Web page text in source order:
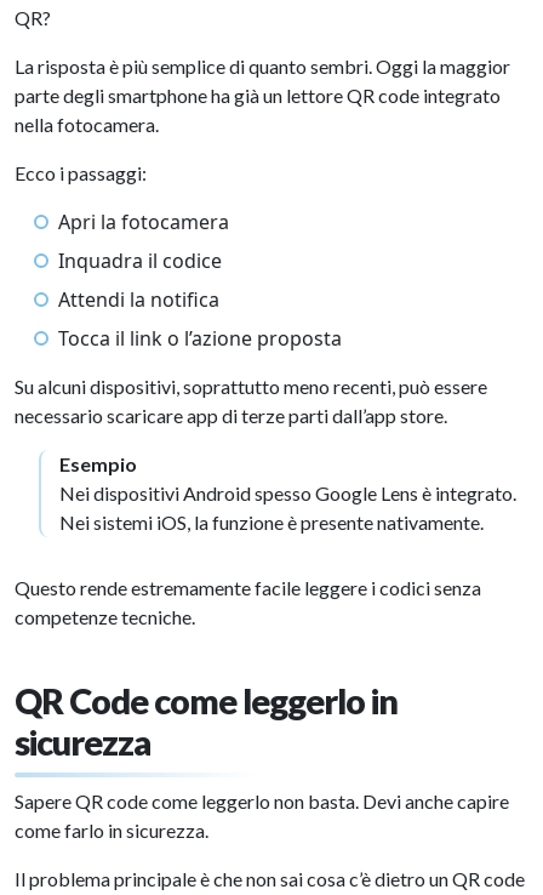
QR?
La risposta è più semplice di quanto sembri. Oggi la maggior
parte degli smartphone ha già un lettore QR code integrato
nella fotocamera.
Ecco i passaggi:
Apri la fotocamera
Inquadra il codice
Attendi la notifica
Tocca il link o l’azione proposta
Su alcuni dispositivi, soprattutto meno recenti, può essere
necessario scaricare app di terze parti dall’app store.
Esempio
Nei dispositivi Android spesso Google Lens è integrato.
Nei sistemi iOS, la funzione è presente nativamente.
Questo rende estremamente facile leggere i codici senza
competenze tecniche.
QR Code come leggerlo in
sicurezza
Sapere QR code come leggerlo non basta. Devi anche capire
come farlo in sicurezza.
Il problema principale è che non sai cosa c’è dietro un QR code